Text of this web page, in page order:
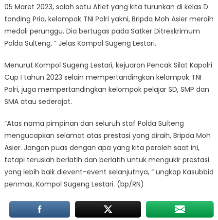
05 Maret 2023, salah satu Atlet yang kita turunkan di kelas D
tanding Pria, kelompok TNI Polri yakni, Bripda Moh Asier meraih
medali perunggu. Dia bertugas pada Satker Ditreskrimum
Polda Sulteng, ” Jelas Kompol Sugeng Lestari.
Menurut Kompol Sugeng Lestari, kejuaran Pencak Silat Kapolri
Cup I tahun 2023 selain mempertandingkan kelompok TNI
Polri, juga mempertandingkan kelompok pelajar SD, SMP dan
SMA atau sederajat.
”Atas nama pimpinan dan seluruh staf Polda Sulteng
mengucapkan selamat atas prestasi yang diraih, Bripda Moh
Asier. Jangan puas dengan apa yang kita peroleh saat ini,
tetapi teruslah berlatih dan berlatih untuk mengukir prestasi
yang lebih baik dievent-event selanjutnya, “ ungkap Kasubbid
penmas, Kompol Sugeng Lestari. (bp/RN)